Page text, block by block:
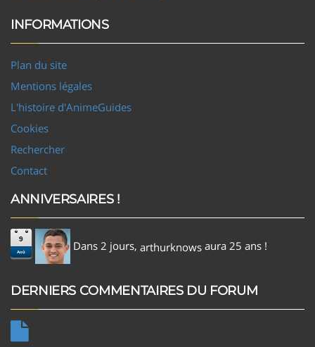
INFORMATIONS
Plan du site
Mentions légales
L'histoire d'AnimeGuides
Cookies
Rechercher
Contact
ANNIVERSAIRES !
9
Aoû Dans 2 jours, arthurknows aura 25 ans !
DERNIERS COMMENTAIRES DU FORUM